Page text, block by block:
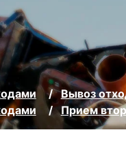
Вывоз
Прием